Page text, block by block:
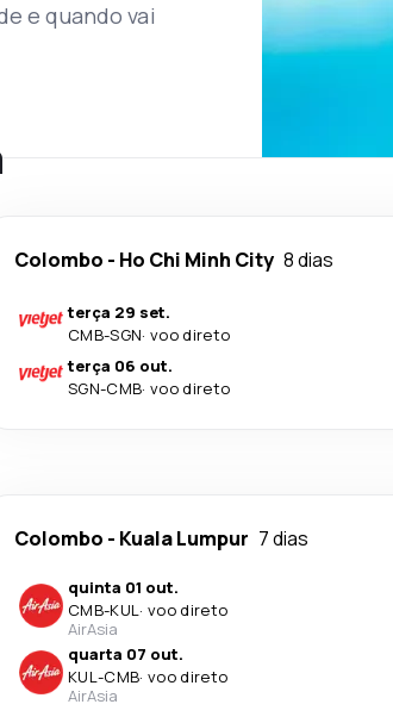
e quando vai
Colombo - Ho Chi Minh City 8 dias
terça 29 set.
CMB-SGN· voo direto
terça 06 out.
SGN-CMB· voo direto
Colombo - Kuala Lumpur 7 dias
quinta 01 out.
CMB-KUL· voo direto
AirAsia
quarta 07 out.
KUL-CMB· voo direto
AirAsia